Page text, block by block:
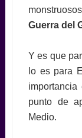
monstruosos
Guerra del
Y es que
lo es para
punto de
Medio.